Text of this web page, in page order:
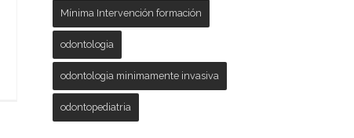
Mínima Intervención formación
odontologia
odontologia minimamente invasiva
odontopediatria